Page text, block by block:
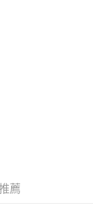
到大哥付的交易
，確認付款後即完
面所載為準。
，訂單將自動取
期系統評分，恕無
日後寄送繳費提
營門市／銀行轉
公司）所提供，讓
將買賣／分期付款
。 讓您購物簡單
AFTEE先享後付」
取消訂單，請聯絡
薦